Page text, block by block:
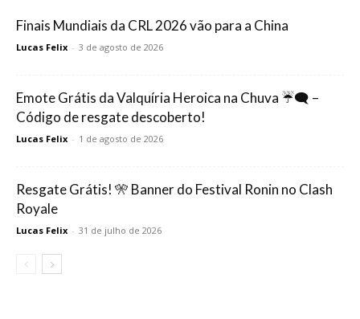
Finais Mundiais da CRL 2026 vão para a China
Lucas Felix - 3 de agosto de 2026
Emote Grátis da Valquíria Heroica na Chuva ☔🗨️ –
Código de resgate descoberto!
Lucas Felix - 1 de agosto de 2026
Resgate Grátis! 🎌 Banner do Festival Ronin no Clash
Royale
Lucas Felix - 31 de julho de 2026